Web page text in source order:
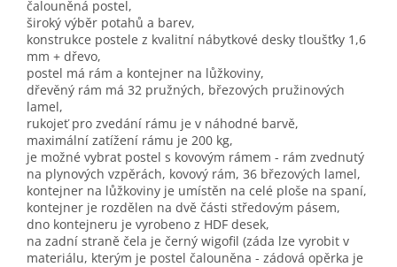
čalouněná postel,
široký výběr potahů a barev,
konstrukce postele z kvalitní nábytkové desky tloušťky 1,6
mm + dřevo,
postel má rám a kontejner na lůžkoviny,
dřevěný rám má 32 pružných, březových pružinových
lamel,
rukojeť pro zvedání rámu je v náhodné barvě,
maximální zatížení rámu je 200 kg,
je možné vybrat postel s kovovým rámem - rám zvednutý
na plynových vzpěrách, kovový rám, 36 březových lamel,
kontejner na lůžkoviny je umístěn na celé ploše na spaní,
kontejner je rozdělen na dvě části středovým pásem,
dno kontejneru je vyrobeno z HDF desek,
na zadní straně čela je černý wigofil (záda lze vyrobit v
materiálu, kterým je postel čalouněna - zádová opěrka je